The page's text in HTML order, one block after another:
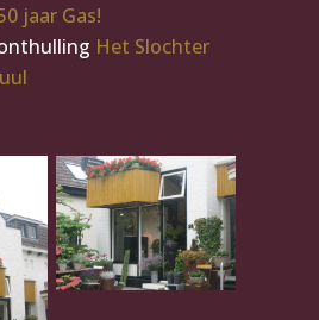
jaar Gas!
Het Slochter